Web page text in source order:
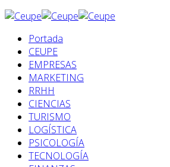
Portada
CEUPE
EMPRESAS
MARKETING
RRHH
CIENCIAS
TURISMO
LOGÍSTICA
PSICOLOGÍA
TECNOLOGÍA